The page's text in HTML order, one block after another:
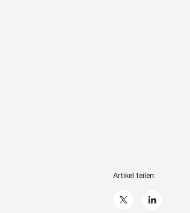
Artikel teilen:
X linkedIn